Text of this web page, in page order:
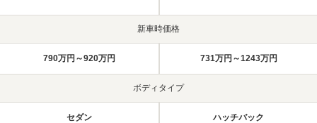
新車時価格
790万円～920万円 731万円～1243万円
ボディタイプ
セダン ハッチバック